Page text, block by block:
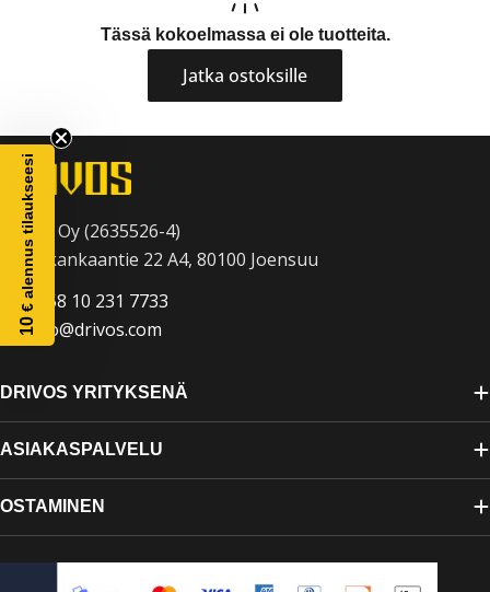
m
a
:
Tässä kokoelmassa ei ole tuotteita.
Jatka ostoksille
Drivos Oy (2635526-4)
Raatekankaantie 22 A4, 80100 Joensuu
+358 10 231 7733
info@drivos.com
DRIVOS YRITYKSENÄ
ASIAKASPALVELU
OSTAMINEN
10
€ alennus tilaukseesi